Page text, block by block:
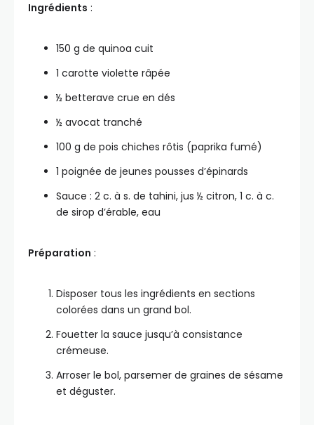
Ingrédients :
150 g de quinoa cuit
1 carotte violette râpée
½ betterave crue en dés
½ avocat tranché
100 g de pois chiches rôtis (paprika fumé)
1 poignée de jeunes pousses d’épinards
Sauce : 2 c. à s. de tahini, jus ½ citron, 1 c. à c.
de sirop d’érable, eau
Préparation :
Disposer tous les ingrédients en sections
colorées dans un grand bol.
Fouetter la sauce jusqu’à consistance
crémeuse.
Arroser le bol, parsemer de graines de sésame
et déguster.